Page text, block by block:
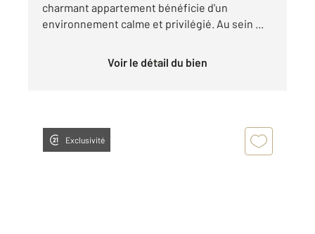
charmant appartement bénéficie d'un
environnement calme et privilégié. Au sein ...
Voir le détail du bien
Exclusivité